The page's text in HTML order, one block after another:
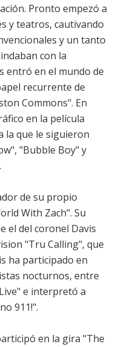
Pronto empezó a
y teatros, cautivando
y un tanto
con la
entró en el mundo de
recurrente de
Commons". En
en la película
la que le siguieron
"Bubble Boy" y
de su propio
With Zach". Su
el del coronel Davis
"Tru Calling", que
ha participado en
nocturnos, entre
e interpretó a
911!".
en la gira "The